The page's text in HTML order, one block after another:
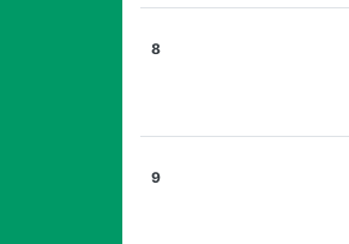
8
9